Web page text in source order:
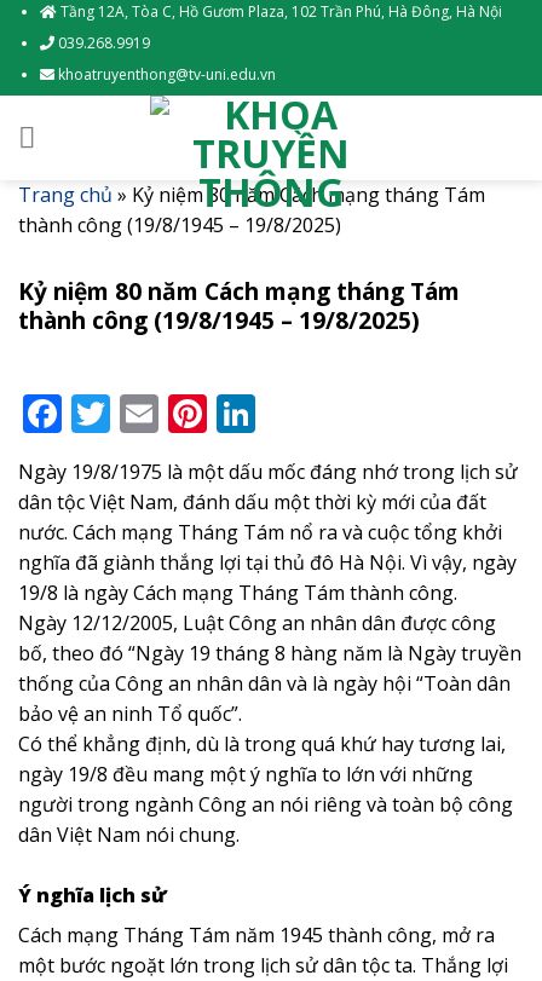
Skip
content
Tầng 12A, Tòa C, Hồ Gươm Plaza, 102 Trần Phú, Hà Đông, Hà Nội
039.268.9919
khoatruyenthong@tv-uni.edu.vn
Trang chủ » Kỷ niệm 80 năm Cách mạng tháng Tám
thành công (19/8/1945 – 19/8/2025)
Kỷ niệm 80 năm Cách mạng tháng Tám
thành công (19/8/1945 – 19/8/2025)
Facebook
Twitter
EmailPinterest
Ngày 19/8/1975 là một dấu mốc đáng nhớ trong lịch sử
dân tộc Việt Nam, đánh dấu một thời kỳ mới của đất
nước. Cách mạng Tháng Tám nổ ra và cuộc tổng khởi
nghĩa đã giành thắng lợi tại thủ đô Hà Nội. Vì vậy, ngày
19/8 là ngày Cách mạng Tháng Tám thành công.
Ngày 12/12/2005, Luật Công an nhân dân được công
bố, theo đó “Ngày 19 tháng 8 hàng năm là Ngày truyền
thống của Công an nhân dân và là ngày hội “Toàn dân
bảo vệ an ninh Tổ quốc”.
Có thể khẳng định, dù là trong quá khứ hay tương lai,
ngày 19/8 đều mang một ý nghĩa to lớn với những
người trong ngành Công an nói riêng và toàn bộ công
dân Việt Nam nói chung.
Ý nghĩa lịch sử
Cách mạng Tháng Tám năm 1945 thành công, mở ra
một bước ngoặt lớn trong lịch sử dân tộc ta. Thắng lợi